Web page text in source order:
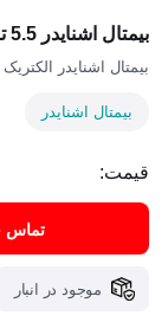
بیمتال اشنایدر 5.5 تا 8 آمپر مدل LRD12
بیمتال اشنایدر الکتریک
بیمتال اشنایدر
قیمت:
تماس
موجود در انبار